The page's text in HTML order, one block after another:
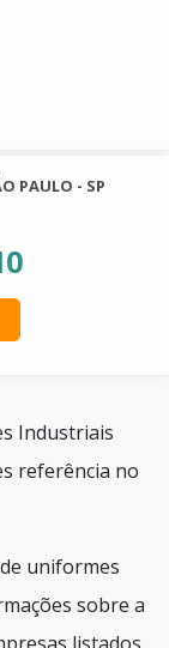
PAULO - SP
Industriais
referência no
uniformes
sobre a